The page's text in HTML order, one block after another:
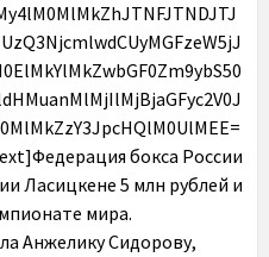
бокса России
Ласицкене 5 млн рублей и
мира.
Анжелику Сидорову,